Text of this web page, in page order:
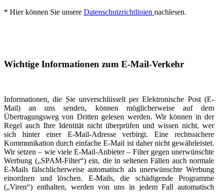
* Hier können Sie unsere Datenschutzrichtlinien nachlesen.
Wichtige Informationen zum E-Mail-Verkehr
Informationen, die Sie unverschlüsselt per Elektronische Post (E-
Mail) an uns senden, können möglicherweise auf dem
Übertragungsweg von Dritten gelesen werden. Wir können in der
Regel auch Ihre Identität nicht überprüfen und wissen nicht, wer
sich hinter einer E-Mail-Adresse verbirgt. Eine rechtssichere
Kommunikation durch einfache E-Mail ist daher nicht gewährleistet.
Wir setzen – wie viele E-Mail-Anbieter – Filter gegen unerwünschte
Werbung („SPAM-Filter“) ein, die in seltenen Fällen auch normale
E-Mails fälschlicherweise automatisch als unerwünschte Werbung
einordnen und löschen. E-Mails, die schädigende Programme
(„Viren“) enthalten, werden von uns in jedem Fall automatisch